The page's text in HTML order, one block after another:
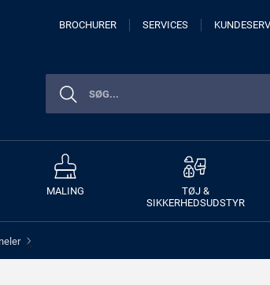
BROCHURER SERVICES
MALING
TØJ &
SIKKERHEDSUDSTYR
>